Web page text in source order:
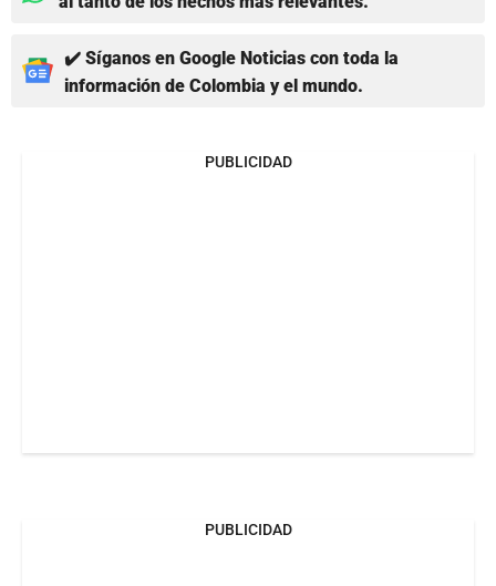
✔️ Síganos en Google Noticias con toda la
información de Colombia y el mundo.
PUBLICIDAD
PUBLICIDAD